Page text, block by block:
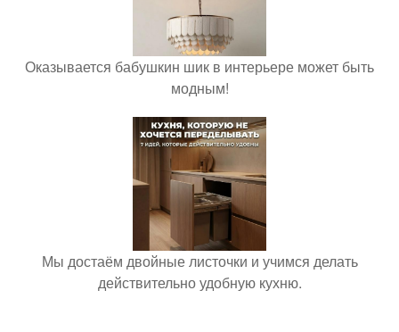
Оказывается бабушкин шик в интерьере может быть
модным!
Мы достаём двойные листочки и учимся делать
действительно удобную кухню.